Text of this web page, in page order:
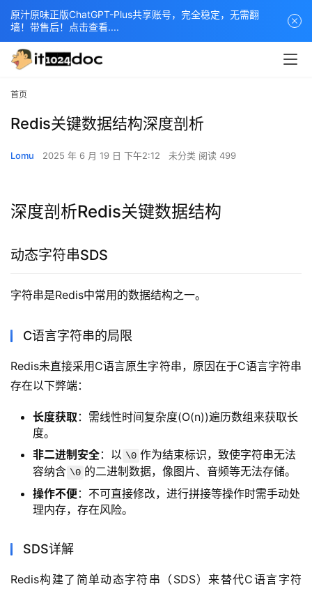
首页
Redis关键数据结构深度剖析
Lomu 2025 年 6 月 19 日 下午2:12 未分类 阅读 499
深度剖析Redis关键数据结构
动态字符串SDS
字符串是Redis中常用的数据结构之一。
C语言字符串的局限
Redis未直接采用C语言原生字符串，原因在于C语言字符串
存在以下弊端：
长度获取 ：需线性时间复杂度(O(n))遍历数组来获取长
度。
非二进制安全：以 \0 作为结束标识，致使字符串无法
容纳含 \0 的二进制数据，像图片、音频等无法存储。
操作不便：不可直接修改，进行拼接等操作时需手动处
理内存，存在风险。
SDS详解
Redis构建了简单动态字符串（SDS）来替代C语言字符
原汁原味正版ChatGPT-Plus共享账号，完全稳定，无需翻
墙！带售后！点击查看....